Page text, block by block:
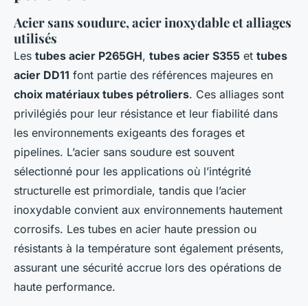
Acier sans soudure, acier inoxydable et alliages
utilisés
Les tubes acier P265GH, tubes acier S355 et tubes
acier DD11 font partie des références majeures en
choix matériaux tubes pétroliers. Ces alliages sont
privilégiés pour leur résistance et leur fiabilité dans
les environnements exigeants des forages et
pipelines. L’acier sans soudure est souvent
sélectionné pour les applications où l’intégrité
structurelle est primordiale, tandis que l’acier
inoxydable convient aux environnements hautement
corrosifs. Les tubes en acier haute pression ou
résistants à la température sont également présents,
assurant une sécurité accrue lors des opérations de
haute performance.